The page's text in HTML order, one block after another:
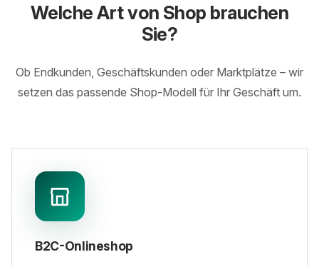
Welche Art von Shop brauchen
Sie?
Ob Endkunden, Geschäftskunden oder Marktplätze – wir
setzen das passende Shop-Modell für Ihr Geschäft um.
B2C-Onlineshop